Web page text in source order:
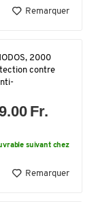
Remarquer
2000
contre
Fr.
suivant chez
Remarquer